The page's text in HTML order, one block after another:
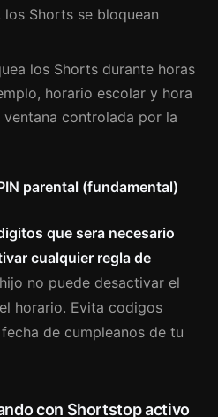
Shorts se bloquean
los Shorts durante horas
horario escolar y hora
controlada por la
parental (fundamental)
que sera necesario
cualquier regla de
no puede desactivar el
horario. Evita codigos
de cumpleanos de tu
con Shortstop activo